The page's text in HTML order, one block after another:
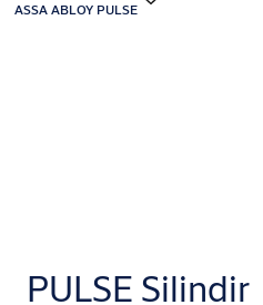
ASSA ABLOY PULSE
PULSE Silindir